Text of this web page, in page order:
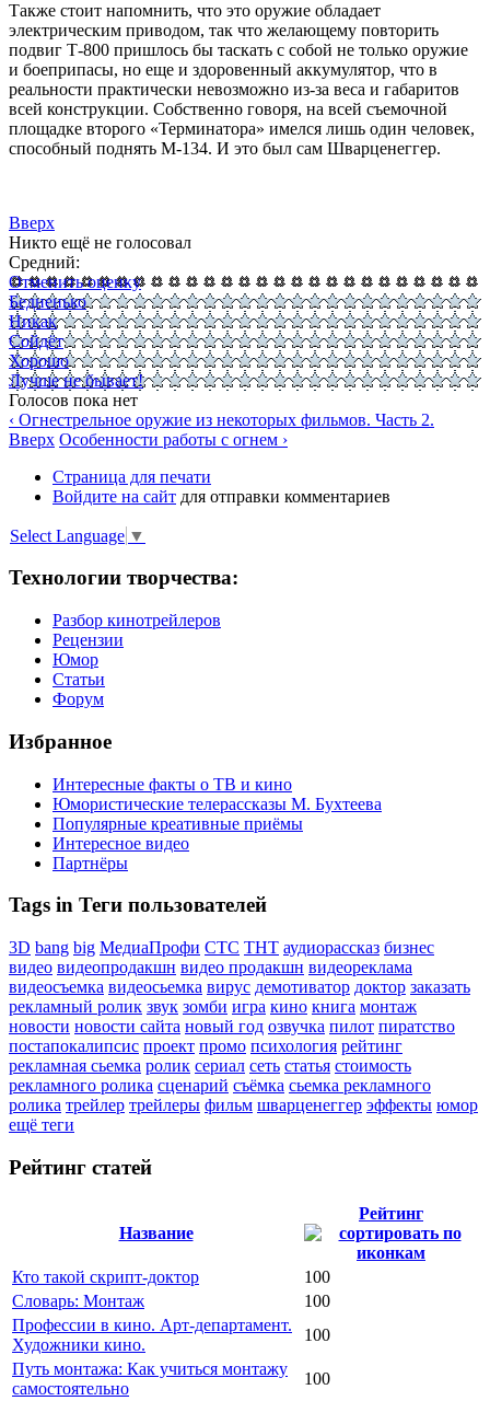
Также стоит напомнить, что это оружие обладает
электрическим приводом, так что желающему повторить
подвиг Т-800 пришлось бы таскать с собой не только оружие
и боеприпасы, но еще и здоровенный аккумулятор, что в
реальности практически невозможно из-за веса и габаритов
всей конструкции. Собственно говоря, на всей съемочной
площадке второго «Терминатора» имелся лишь один человек,
способный поднять M-134. И это был сам Шварценеггер.
Вверх
Никто ещё не голосовал
Средний:
Отменить оценку
Бедненько
Никак
Сойдёт
Хорошо
Лучше не бывает!
Голосов пока нет
‹ Огнестрельное оружие из некоторых фильмов. Часть 2.
Вверх Особенности работы с огнем ›
Страница для печати
Войдите на сайт для отправки комментариев
Select Language ▼
Технологии творчества:
Разбор кинотрейлеров
Рецензии
Юмор
Статьи
Форум
Избранное
Интересные факты о ТВ и кино
Юмористические телерассказы М. Бухтеева
Популярные креативные приёмы
Интересное видео
Партнёры
Tags in Теги пользователей
3D bang big МедиаПрофи СТС ТНТ аудиорассказ бизнес
видео видеопродакшн видео продакшн видеореклама
видеосъемка видеосьемка вирус демотиватор доктор заказать
рекламный ролик звук зомби игра кино книга монтаж
новости новости сайта новый год озвучка пилот пиратство
постапокалипсис проект промо психология рейтинг
рекламная сьемка ролик сериал сеть статья стоимость
рекламного ролика сценарий съёмка сьемка рекламного
ролика трейлер трейлеры фильм шварценеггер эффекты юмор
ещё теги
Рейтинг статей
Название
Рейтинг
Кто такой скрипт-доктор
100
Словарь: Монтаж
100
Профессии в кино. Арт-департамент.
Художники кино.
100
Путь монтажа: Как учиться монтажу
самостоятельно
100